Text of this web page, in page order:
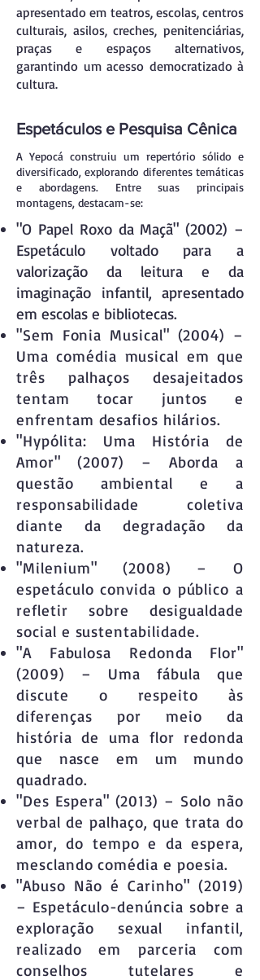
apresentado em teatros, escolas, centros
culturais, asilos, creches, penitenciárias,
praças e espaços alternativos,
garantindo um acesso democratizado à
cultura.
Espetáculos e Pesquisa Cênica
A Yepocá construiu um repertório sólido e
diversificado, explorando diferentes temáticas
e abordagens. Entre suas principais
montagens, destacam-se:
"O Papel Roxo da Maçã" (2002) –
Espetáculo voltado para a
valorização da leitura e da
imaginação infantil, apresentado
em escolas e bibliotecas.
"Sem Fonia Musical" (2004) –
Uma comédia musical em que
três palhaços desajeitados
tentam tocar juntos e
enfrentam desafios hilários.
"Hypólita: Uma História de
Amor" (2007) – Aborda a
questão ambiental e a
responsabilidade coletiva
diante da degradação da
natureza.
"Milenium" (2008) – O
espetáculo convida o público a
refletir sobre desigualdade
social e sustentabilidade.
"A Fabulosa Redonda Flor"
(2009) – Uma fábula que
discute o respeito às
diferenças por meio da
história de uma flor redonda
que nasce em um mundo
quadrado.
"Des Espera" (2013) – Solo não
verbal de palhaço, que trata do
amor, do tempo e da espera,
mesclando comédia e poesia.
"Abuso Não é Carinho" (2019)
– Espetáculo-denúncia sobre a
exploração sexual infantil,
realizado em parceria com
conselhos tutelares e